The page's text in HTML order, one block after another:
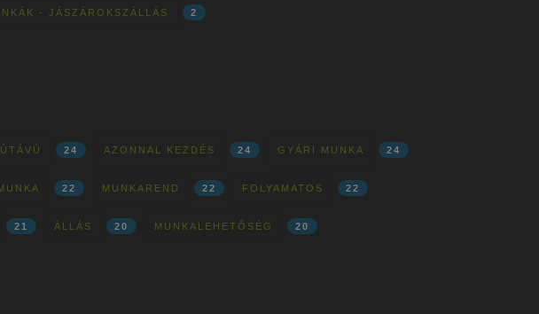
- JÁSZÁROKSZÁLLÁS 2
24 AZONNAL KEZDÉS 24 GYÁRI MUNKA 24
22 MUNKAREND 22 FOLYAMATOS 22
21 ÁLLÁS 20 MUNKALEHETŐSÉG 20